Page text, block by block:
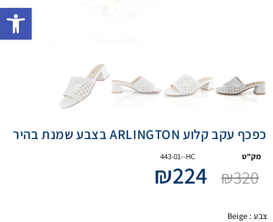
כפכף עקב קלוע ARLINGTON בצבע שמנת בהיר
מק"ט 443-01--HC
₪320
₪224
צבע : Beige